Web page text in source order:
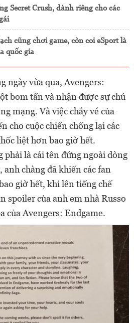
Secret Crush, dành riêng cho các
cũng chơi game, còn coi eSport là
quốc gia
ngày vừa qua, Avengers:
bom tấn và nhận được sự chú
mạng. Và việc cháy vé của
cho cuộc chiến chống lại các
liệt hơn bao giờ hết.
phải là cái tên đứng ngoài dòng
chàng đã khiến các fan
giờ hết, khi lên tiếng chế
spoiler của anh em nhà Russo
của Avengers: Endgame.